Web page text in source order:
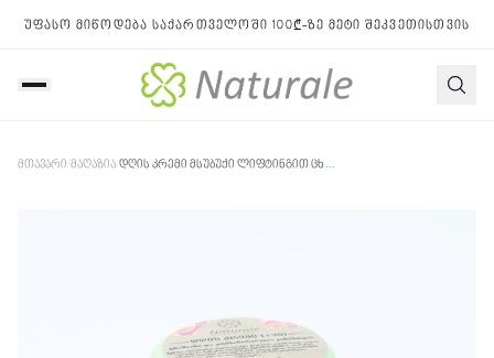
უფასო მიწოდება საქართველოში 100₾-ზე მეტი შეკვეთისთვის
მთავარი მაღაზია დღის კრემი მსუბუქი ლიფტინგით ცხიმიანი და კომბინირებული კანისთვის +30